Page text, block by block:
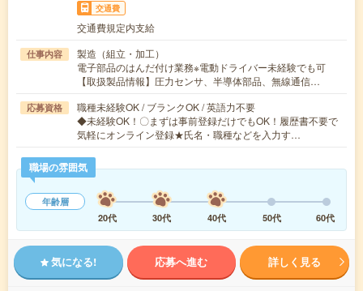
交通費
交通費規定内支給
仕事内容
製造（組立・加工）
電子部品のはんだ付け業務※電動ドライバー未経験でも可
【取扱製品情報】圧力センサ、半導体部品、無線通信…
応募資格
職種未経験OK / ブランクOK / 英語力不要
◆未経験OK！〇まずは事前登録だけでもOK！履歴書不要で
気軽にオンライン登録★氏名・職種などを入力す…
職場の雰囲気
年齢層
20代
30代 40代 50代 60代
気になる! 応募へ進む 詳しく見る